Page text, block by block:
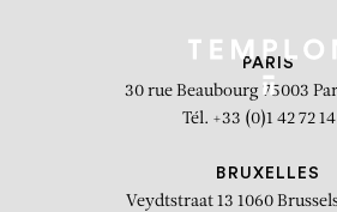
PARIS
30 rue Beaubourg 75003
Tél. +33 (0)1 42 72
BRUXELLES
Veydtstraat 13 1060